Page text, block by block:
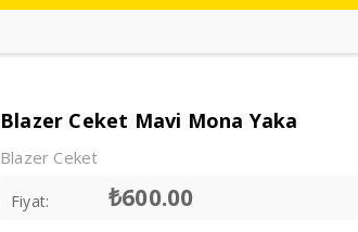
Blazer Ceket Mavi Mona Yaka
Blazer Ceket
Fiyat: ₺600.00